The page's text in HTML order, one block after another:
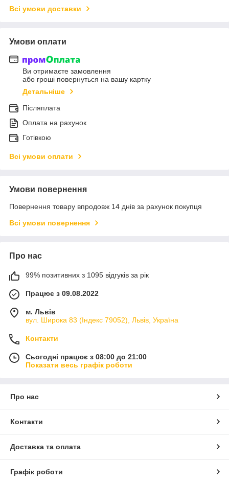
Всі умови доставки
Умови оплати
Ви отримаєте замовлення
або гроші повернуться на вашу картку
Детальніше
Післяплата
Оплата на рахунок
Готівкою
Всі умови оплати
Умови повернення
Повернення товару впродовж 14 днів за рахунок покупця
Всі умови повернення
Про нас
99% позитивних з 1095 відгуків за рік
Працює з 09.08.2022
м. Львів
вул. Широка 83 (Індекс 79052), Львів, Україна
Контакти
Сьогодні працює з 08:00 до 21:00
Показати весь графік роботи
Про нас
Контакти
Доставка та оплата
Графік роботи